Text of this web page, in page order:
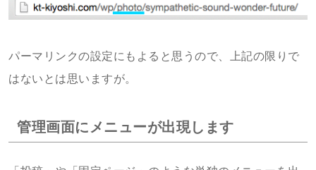
パーマリンクの設定にもよると思うので、上記の限りで
はないとは思いますが。
管理画面にメニューが出現します